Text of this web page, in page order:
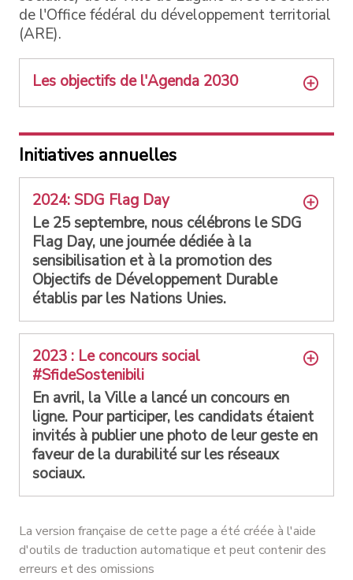
de l'Office fédéral du développement territorial
(ARE).
Les objectifs de l'Agenda 2030
Initiatives annuelles
2024: SDG Flag Day
Le 25 septembre, nous célébrons le SDG
Flag Day, une journée dédiée à la
sensibilisation et à la promotion des
Objectifs de Développement Durable
établis par les Nations Unies.
2023 : Le concours social
#SfideSostenibili
En avril, la Ville a lancé un concours en
ligne. Pour participer, les candidats étaient
invités à publier une photo de leur geste en
faveur de la durabilité sur les réseaux
sociaux.
La version française de cette page a été créée à l'aide
d'outils de traduction automatique et peut contenir des
erreurs et des omissions